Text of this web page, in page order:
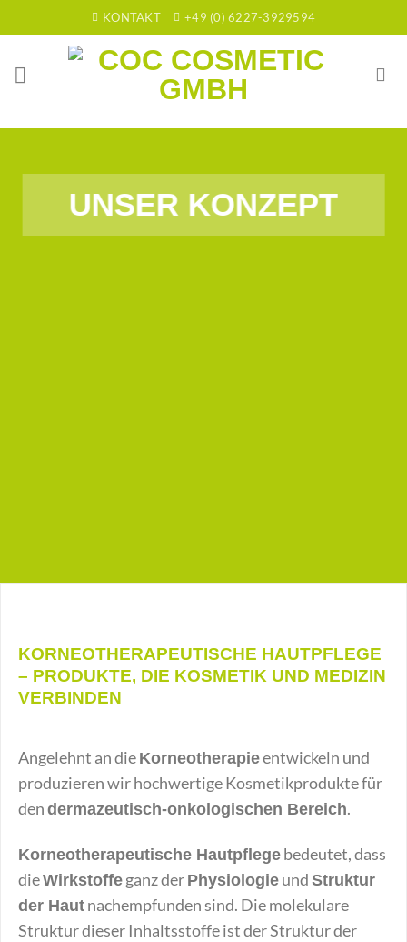
to
KONTAKT +49 (0) 6227-3929594
UNSER KONZEPT
KORNEOTHERAPEUTISCHE HAUTPFLEGE
– PRODUKTE, DIE KOSMETIK UND MEDIZIN
VERBINDEN
Angelehnt an die Korneotherapieentwickeln und
produzieren wir hochwertige Kosmetikprodukte für
den dermazeutisch-onkologischen Bereich.
Korneotherapeutische Hautpflege bedeutet, dass
dieWirkstoffe ganz der Physiologie und Struktur
der Haut nachempfunden sind. Die molekulare
Struktur dieser Inhaltsstoffe ist der Struktur der